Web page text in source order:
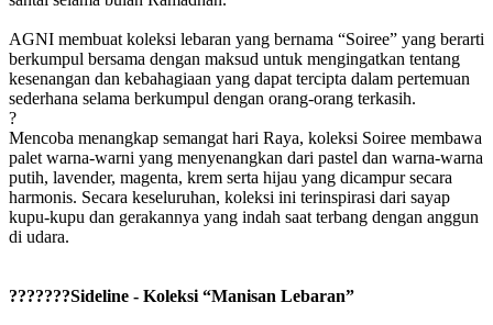
AGNI membuat koleksi lebaran yang bernama “Soiree” yang berarti
berkumpul bersama dengan maksud untuk mengingatkan tentang
kesenangan dan kebahagiaan yang dapat tercipta dalam pertemuan
sederhana selama berkumpul dengan orang-orang terkasih.
?
Mencoba menangkap semangat hari Raya, koleksi Soiree membawa
palet warna-warni yang menyenangkan dari pastel dan warna-warna
putih, lavender, magenta, krem serta hijau yang dicampur secara
harmonis. Secara keseluruhan, koleksi ini terinspirasi dari sayap
kupu-kupu dan gerakannya yang indah saat terbang dengan anggun
di udara.
???????Sideline - Koleksi “Manisan Lebaran”